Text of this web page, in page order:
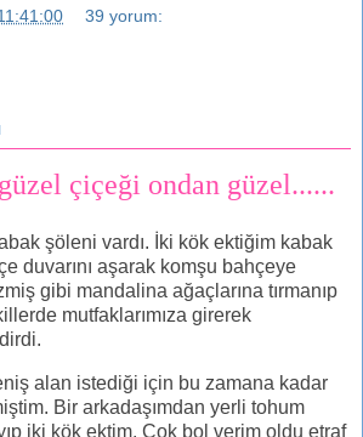
39 yorum:
çiçeği ondan güzel......
şöleni vardı. İki kök ektiğim kabak
duvarını aşarak komşu bahçeye
gibi mandalina ağaçlarına tırmanıp
mutfaklarımıza girerek
alan istediği için bu zamana kadar
Bir arkadaşımdan yerli tohum
iki kök ektim. Çok bol verim oldu etraf